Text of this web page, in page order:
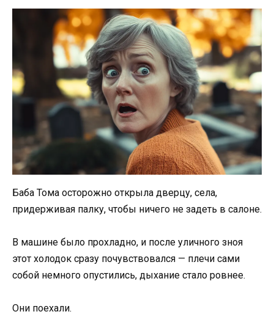
Баба Тома осторожно открыла дверцу, села,
придерживая палку, чтобы ничего не задеть в салоне.
В машине было прохладно, и после уличного зноя
этот холодок сразу почувствовался — плечи сами
собой немного опустились, дыхание стало ровнее.
Они поехали.